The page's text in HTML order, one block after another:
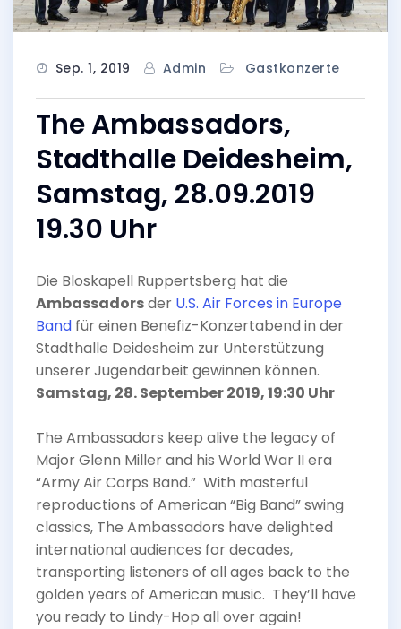
Sep. 1, 2019 Admin Gastkonzerte
The Ambassadors,
Stadthalle Deidesheim,
Samstag, 28.09.2019
19.30 Uhr
Die Bloskapell Ruppertsberg hat die
Ambassadorsder U.S. Air Forces in Europe
Band für einen Benefiz-Konzertabend in der
Stadthalle Deidesheim zur Unterstützung
unserer Jugendarbeit gewinnen können.
Samstag, 28. September 2019, 19:30 Uhr
The Ambassadors keep alive the legacy of
Major Glenn Miller and his World War II era
“Army Air Corps Band.” With masterful
reproductions of American “Big Band” swing
classics, The Ambassadors have delighted
international audiences for decades,
transporting listeners of all ages back to the
golden years of American music. They’ll have
you ready to Lindy-Hop all over again!